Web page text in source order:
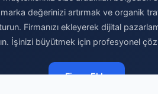
marka değerinizi artırmak ve organik
Firmanızı ekleyerek dijital
İşinizi büyütmek için profesyonel
Firma Ekle